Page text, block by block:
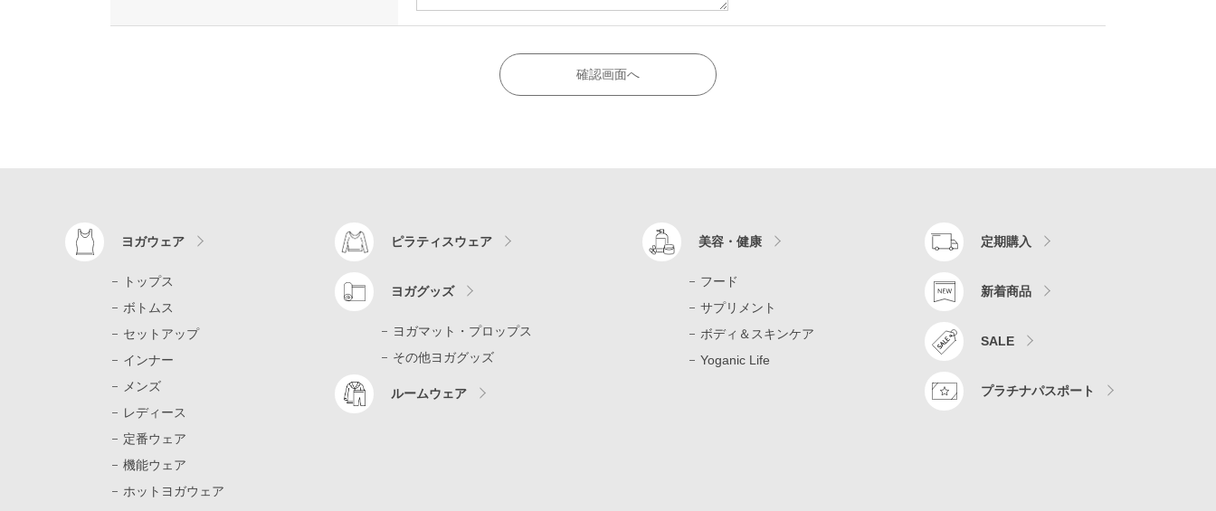
ヨガウェア
トップス
ボトムス
セットアップ
インナー
メンズ
レディース
定番ウェア
機能ウェア
ホットヨガウェア
ピラティスウェア
ヨガグッズ
ヨガマット・プロップス
その他ヨガグッズ
ルームウェア
美容・健康
フード
サプリメント
ボディ＆スキンケア
Yoganic Life
定期購入
新着商品
SALE
プラチナパスポート